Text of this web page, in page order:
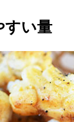
すい量